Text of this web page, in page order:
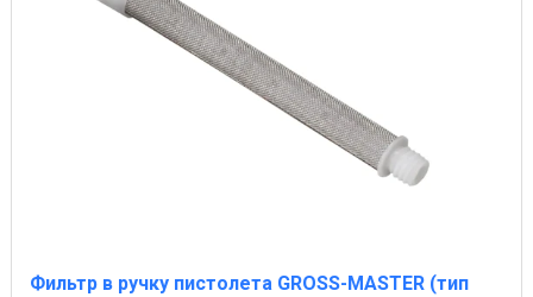
Фильтр в ручку пистолета GROSS-MASTER (тип